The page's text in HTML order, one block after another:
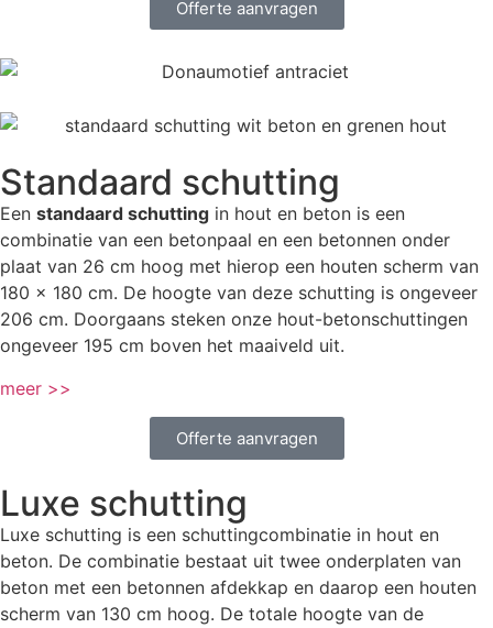
Offerte aanvragen
Standaard schutting
Een standaard schutting in hout en beton is een
combinatie van een betonpaal en een betonnen onder
plaat van 26 cm hoog met hierop een houten scherm van
180 x 180 cm. De hoogte van deze schutting is ongeveer
206 cm. Doorgaans steken onze hout-betonschuttingen
ongeveer 195 cm boven het maaiveld uit.
meer >>
Offerte aanvragen
Luxe schutting
Luxe schutting is een schuttingcombinatie in hout en
beton. De combinatie bestaat uit twee onderplaten van
beton met een betonnen afdekkap en daarop een houten
scherm van 130 cm hoog. De totale hoogte van de